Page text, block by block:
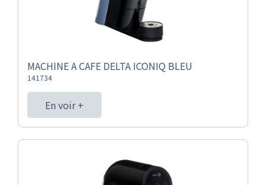
MACHINE A CAFE DELTA ICONIQ BLEU
141734
En voir +